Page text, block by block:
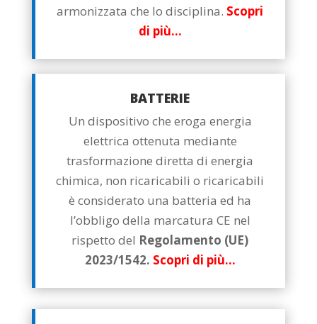
armonizzata che lo disciplina. Scopri
di più…
BATTERIE
Un dispositivo che eroga energia
elettrica ottenuta mediante
trasformazione diretta di energia
chimica, non ricaricabili o ricaricabili
è considerato una batteria ed ha
l’obbligo della marcatura CE nel
rispetto del Regolamento (UE)
2023/1542. Scopri di più…